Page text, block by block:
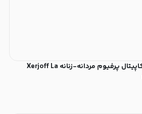
عطر ادکلن زرجف-زرژاف لا کاپیتال پرفیوم مردانه-زنانه Xerjoff La